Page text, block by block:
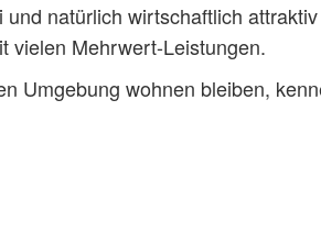
natürlich wirtschaftlich
vielen Mehrwert-Leistungen.
Umgebung wohnen bleiben,